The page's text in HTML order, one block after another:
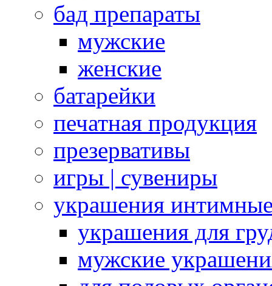
бад препараты
мужские
женские
батарейки
печатная продукция
презервативы
игры | сувениры
украшения
украшения для
мужские